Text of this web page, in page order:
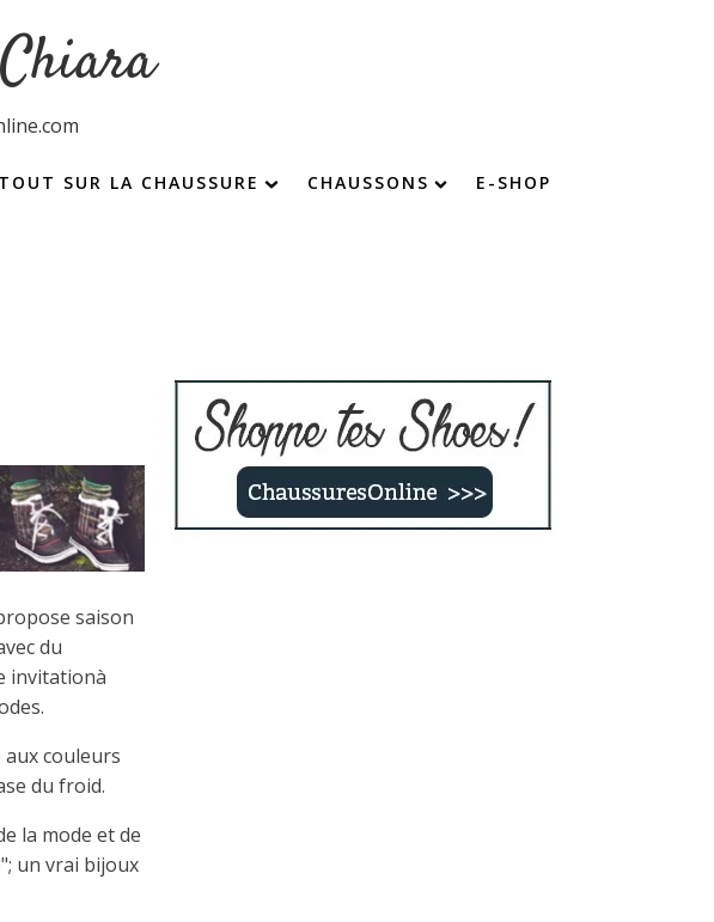
TOUT SUR LA CHAUSSURE CHAUSSONS E-SHOP
saison
du
invitationà
couleurs
du froid.
la mode et de
un vrai bijoux